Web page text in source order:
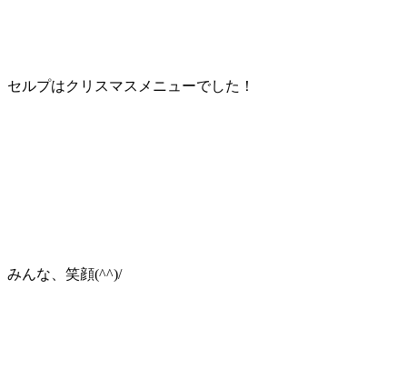
セルプはクリスマスメニューでした！
みんな、笑顔(^^)/